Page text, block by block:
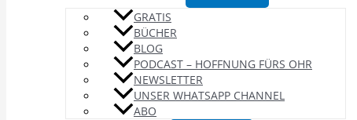
GRATIS
BÜCHER
BLOG
PODCAST – HOFFNUNG FÜRS OHR
NEWSLETTER
UNSER WHATSAPP CHANNEL
ABO